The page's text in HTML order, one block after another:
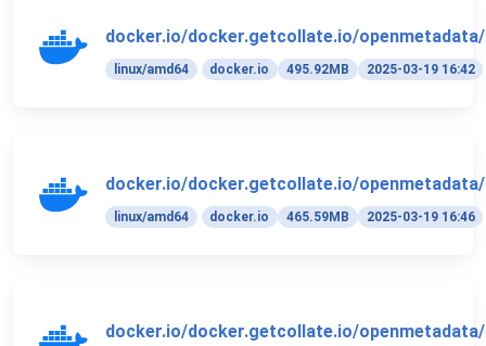
docker.io/docker.getcollate.io/openmetadata/
linux/amd64 docker.io 495.92MB 2025-03-19 16:42
docker.io/docker.getcollate.io/
linux/amd64 docker.io 465.59MB 2025-03-19 16:46
docker.io/docker.getcollate.io/